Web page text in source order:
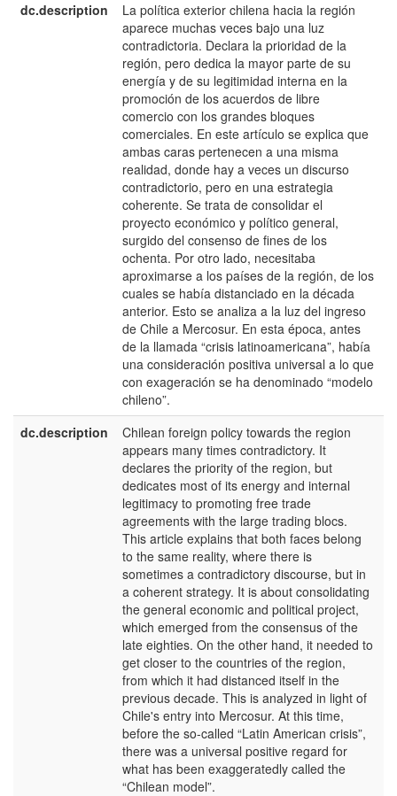
dc.description
La política exterior chilena hacia la región
aparece muchas veces bajo una luz
contradictoria. Declara la prioridad de la
región, pero dedica la mayor parte de su
energía y de su legitimidad interna en la
promoción de los acuerdos de libre
comercio con los grandes bloques
comerciales. En este artículo se explica que
ambas caras pertenecen a una misma
realidad, donde hay a veces un discurso
contradictorio, pero en una estrategia
coherente. Se trata de consolidar el
proyecto económico y político general,
surgido del consenso de fines de los
ochenta. Por otro lado, necesitaba
aproximarse a los países de la región, de los
cuales se había distanciado en la década
anterior. Esto se analiza a la luz del ingreso
de Chile a Mercosur. En esta época, antes
de la llamada “crisis latinoamericana”, había
una consideración positiva universal a lo que
con exageración se ha denominado “modelo
chileno”.
dc.description
Chilean foreign policy towards the region
appears many times contradictory. It
declares the priority of the region, but
dedicates most of its energy and internal
legitimacy to promoting free trade
agreements with the large trading blocs.
This article explains that both faces belong
to the same reality, where there is
sometimes a contradictory discourse, but in
a coherent strategy. It is about consolidating
the general economic and political project,
which emerged from the consensus of the
late eighties. On the other hand, it needed to
get closer to the countries of the region,
from which it had distanced itself in the
previous decade. This is analyzed in light of
Chile's entry into Mercosur. At this time,
before the so-called “Latin American crisis”,
there was a universal positive regard for
what has been exaggeratedly called the
“Chilean model”.